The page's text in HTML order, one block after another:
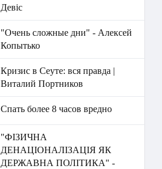
Девіс
"Очень сложные дни" - Алексей
Копытько
Кризис в Сеуте: вся правда |
Виталий Портников
Спать более 8 часов вредно
"ФІЗИЧНА
ДЕНАЦІОНАЛІЗАЦІЯ ЯК
ДЕРЖАВНА ПОЛІТИКА" -